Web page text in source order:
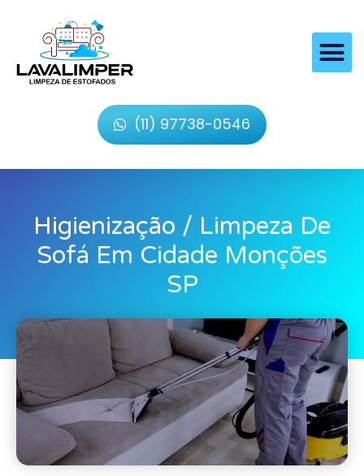
(11) 97738-0546
Higienização / Limpeza De
Sofá Em Cidade Monções
SP